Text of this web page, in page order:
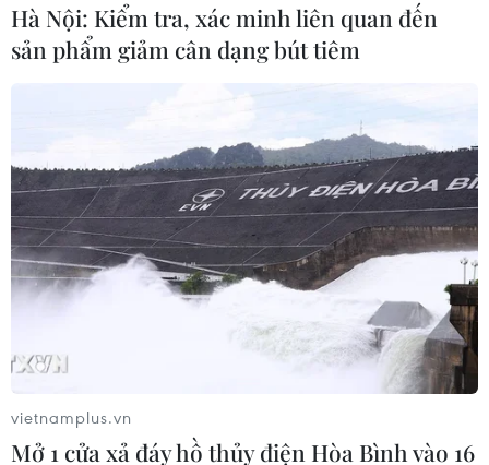
Làn sóng tấn công mạng nhằm vào các quỹ đầu cơ
lớn của Mỹ
06/08/2026 06:47
Hà Nội: Kiểm tra, xác minh liên quan đến
sản phẩm giảm cân dạng bút tiêm
vietnamplus.vn
Mở 1 cửa xả đáy hồ thủy điện Hòa Bình vào 16